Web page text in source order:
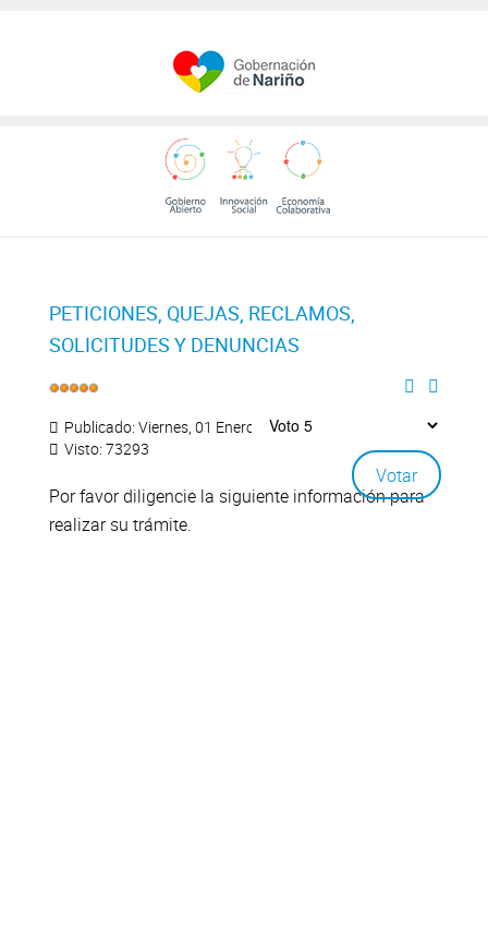
PETICIONES, QUEJAS, RECLAMOS,
SOLICITUDES Y DENUNCIAS
Publicado: Viernes, 01 Enero 2016 07:42
Visto: 73293
Por favor diligencie la siguiente información para
realizar su trámite.